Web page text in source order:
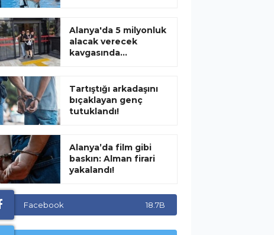
Alanya'da 5 milyonluk
alacak verecek
kavgasında...
Tartıştığı arkadaşını
bıçaklayan genç
tutuklandı!
Alanya’da film gibi
baskın: Alman firari
yakalandı!
Facebook 18.7B